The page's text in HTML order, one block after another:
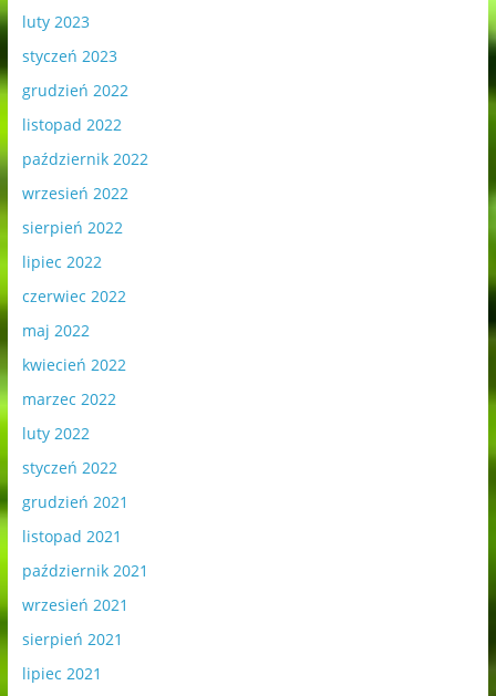
luty 2023
styczeń 2023
grudzień 2022
listopad 2022
październik 2022
wrzesień 2022
sierpień 2022
lipiec 2022
czerwiec 2022
maj 2022
kwiecień 2022
marzec 2022
luty 2022
styczeń 2022
grudzień 2021
listopad 2021
październik 2021
wrzesień 2021
sierpień 2021
lipiec 2021